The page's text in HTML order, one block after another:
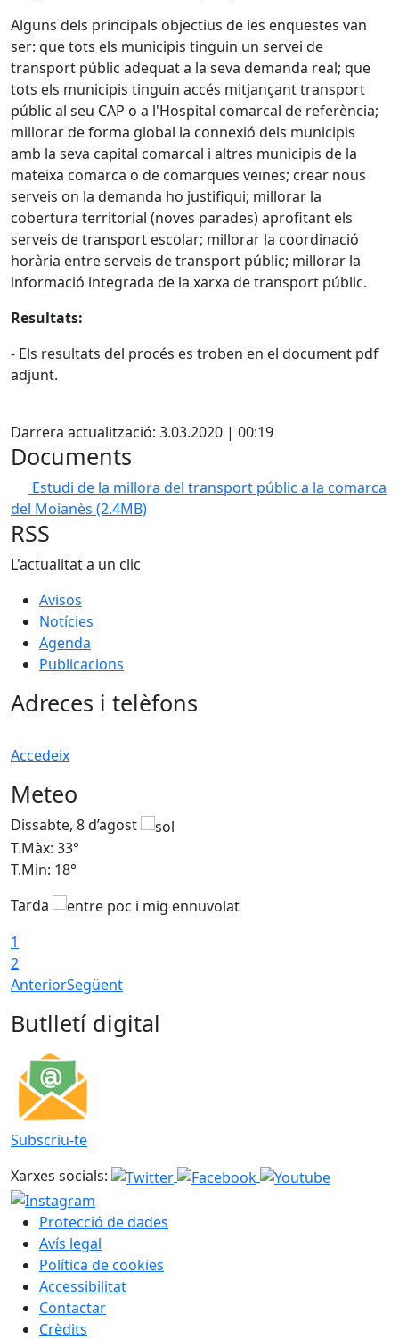
Alguns dels principals objectius de les enquestes van
ser: que tots els municipis tinguin un servei de
transport públic adequat a la seva demanda real; que
tots els municipis tinguin accés mitjançant transport
públic al seu CAP o a l'Hospital comarcal de referència;
millorar de forma global la connexió dels municipis
amb la seva capital comarcal i altres municipis de la
mateixa comarca o de comarques veïnes; crear nous
serveis on la demanda ho justifiqui; millorar la
cobertura territorial (noves parades) aprofitant els
serveis de transport escolar; millorar la coordinació
horària entre serveis de transport públic; millorar la
informació integrada de la xarxa de transport públic.
Resultats:
- Els resultats del procés es troben en el document pdf
adjunt.
Darrera actualització: 3.03.2020 | 00:19
Documents
Estudi de la millora del transport públic a la comarca
del Moianès (2.4MB)
RSS
L'actualitat a un clic
Avisos
Notícies
Agenda
Publicacions
Adreces i telèfons
Accedeix
Meteo
Dissabte, 8 d’agost
T.Màx: 33°
T.Min: 18°
Tarda
1
2
AnteriorSegüent
Butlletí digital
Subscriu-te
Xarxes socials:
Protecció de dades
Avís legal
Política de cookies
Accessibilitat
Contactar
Crèdits